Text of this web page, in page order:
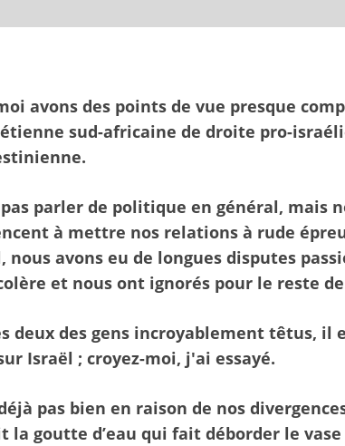
avons des points de vue presque
sud-africaine de droite pro-
pas parler de politique en général, mais
à mettre nos relations à rude
nous avons eu de longues disputes
et nous ont ignorés pour le reste
deux des gens incroyablement têtus, il
Israël ; croyez-moi, j'ai essayé.
pas bien en raison de nos
la goutte d’eau qui fait déborder le